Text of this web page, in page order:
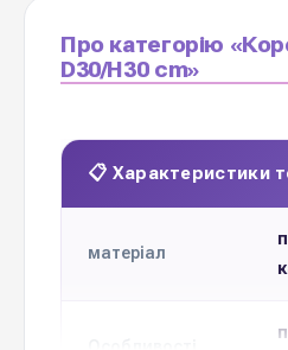
Про категорію
D30/H30 cm»
📋 Характеристики
матеріал